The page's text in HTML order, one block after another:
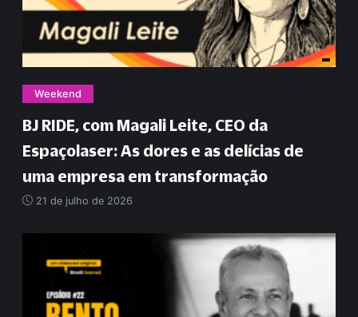
Weekend
BJ RIDE, com Magali Leite, CEO da
Espaçolaser: As dores e as delícias de
uma empresa em transformação
21 de julho de 2026